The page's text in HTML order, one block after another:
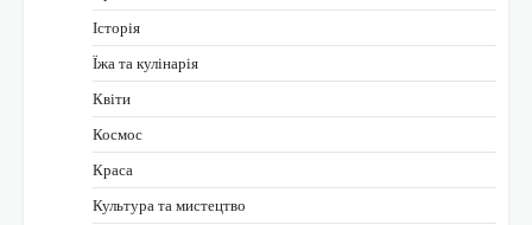
Історія
Їжа та кулінарія
Квіти
Космос
Краса
Культура та мистецтво